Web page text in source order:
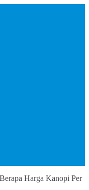
Harga Kanopi Per